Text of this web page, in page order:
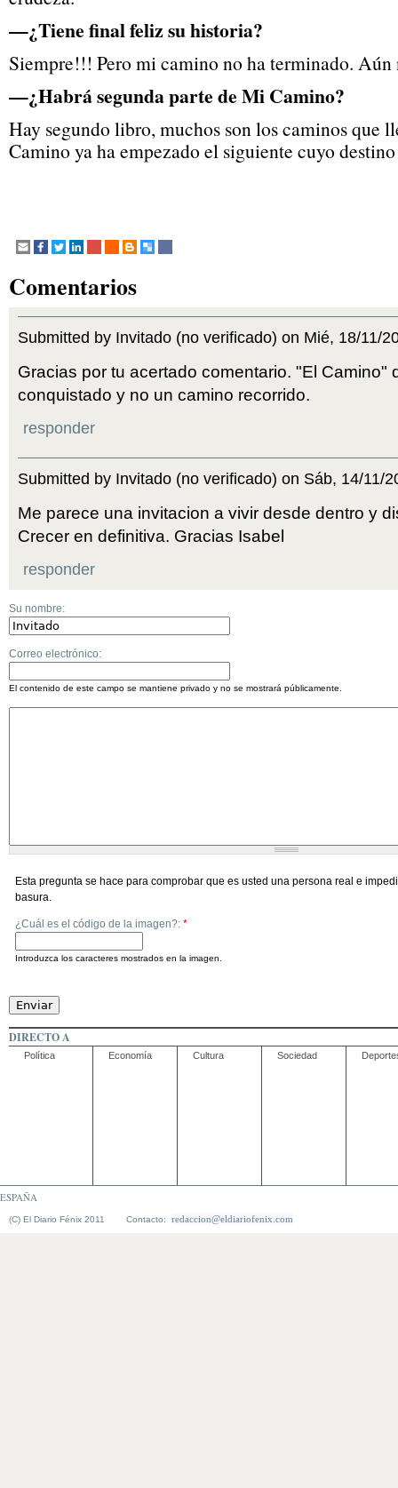
—¿Tiene final feliz su historia?
Siempre!!! Pero mi camino no ha terminado. Aún
—¿Habrá segunda parte de Mi Camino?
Hay segundo libro, muchos son los caminos que
Camino ya ha empezado el siguiente cuyo
Comentarios
Submitted by Invitado (no verificado) on Mié, 18/11/
Gracias por tu acertado comentario. "El Camino"
conquistado y no un camino recorrido.
responder
Submitted by Invitado (no verificado) on Sáb, 14/11/
Me parece una invitacion a vivir desde dentro y
Crecer en definitiva. Gracias Isabel
responder
Su nombre:
Correo electrónico:
El contenido de este campo se mantiene privado y no se mostrará públicamente.
Esta pregunta se hace para comprobar que es usted una persona real e
basura.
¿Cuál es el código de la imagen?: *
Introduzca los caracteres mostrados en la imagen.
DIRECTO A
Política Economía Cultura Sociedad
ESPAÑA
(C) El Diario Fénix 2011 Contacto: redaccion@eldiariofenix.com